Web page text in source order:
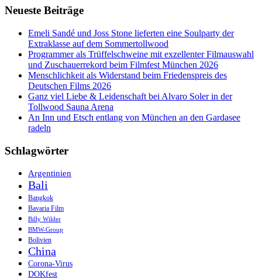
Neueste Beiträge
Emeli Sandé und Joss Stone lieferten eine Soulparty der
Extraklasse auf dem Sommertollwood
Programmer als Trüffelschweine mit exzellenter Filmauswahl
und Zuschauerrekord beim Filmfest München 2026
Menschlichkeit als Widerstand beim Friedenspreis des
Deutschen Films 2026
Ganz viel Liebe & Leidenschaft bei Alvaro Soler in der
Tollwood Sauna Arena
An Inn und Etsch entlang von München an den Gardasee
radeln
Schlagwörter
Argentinien
Bali
Bangkok
Bavaria Film
Billy Wilder
BMW-Group
Bolivien
China
Corona-Virus
DOKfest